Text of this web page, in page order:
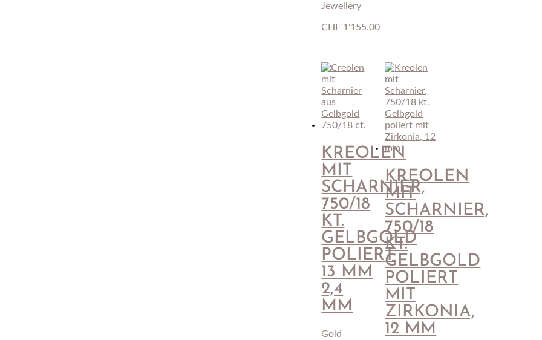
Jewellery
CHF 1'155.00
KREOLEN
MIT
SCHARNIER,
750/18
KT.
GELBGOLD
POLIERT
13 MM
2,4
MM
Gold
KREOLEN
MIT
SCHARNIER,
750/18
KT.
GELBGOLD
POLIERT
MIT
ZIRKONIA,
12 MM